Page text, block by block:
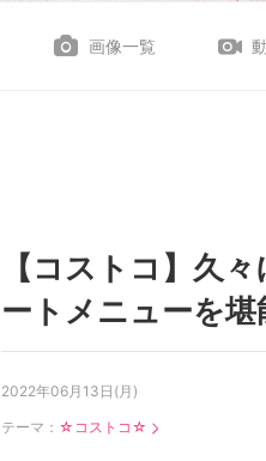
画像一覧
【コストコ】久
ートメニューを堪
2022年06月13日(月)
テーマ： ☆コストコ☆